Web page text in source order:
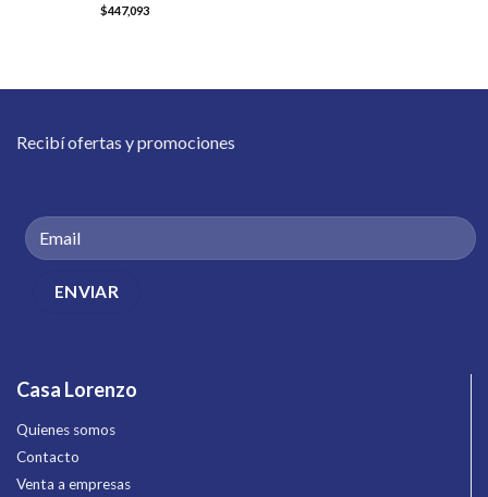
$447,093
Recibí ofertas y promociones
Casa Lorenzo
Quienes somos
Contacto
Venta a empresas